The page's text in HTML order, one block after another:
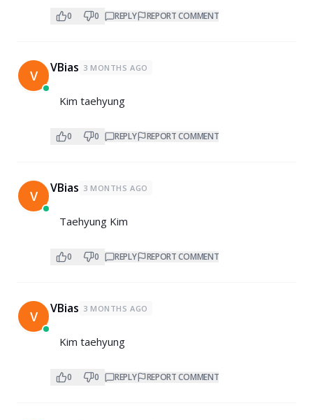
0 0 REPLY REPORT COMMENT
V VBias 3 MONTHS AGO
Kim taehyung
0 0 REPLY REPORT COMMENT
V VBias 3 MONTHS AGO
Taehyung Kim
0 0 REPLY REPORT COMMENT
V VBias 3 MONTHS AGO
Kim taehyung
0 0 REPLY REPORT COMMENT